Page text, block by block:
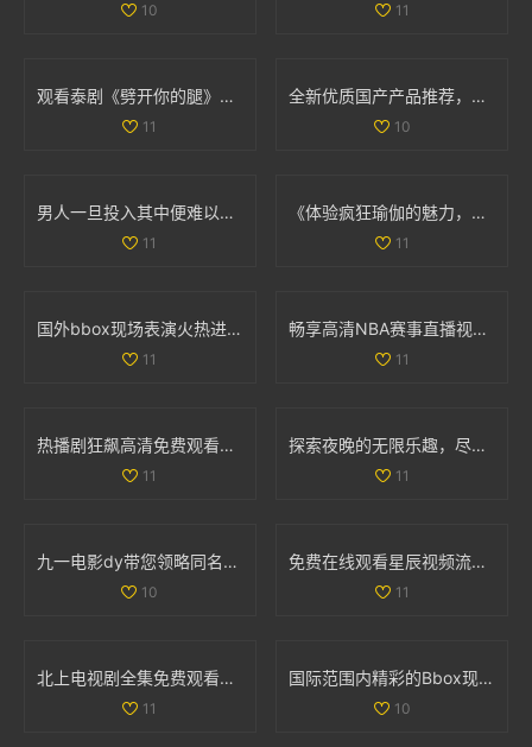
10 11
观看泰剧《劈开你的腿》全剧免费观看的新途径分享与推荐
11
全新优质国产产品推荐，尽享品质与性价比之选
10
男人一旦投入其中便难以自控的心理与情感探讨
11
《体验疯狂瑜伽的魅力，感受身心灵的极致放松与平衡》
11
国外bbox现场表演火热进行中 引领音乐潮流新风尚
11
畅享高清NBA赛事直播视频资源随时免费观看的全方位指南
11
热播剧狂飙高清免费观看，尽享剧情与画面双重盛宴
11
探索夜晚的无限乐趣，尽享深夜狂欢的激情与快乐
11
九一电影dy带您领略同名作品的全新视角与精彩故事
10
免费在线观看星辰视频流媒体平台的精彩内容与影视作品
11
北上电视剧全集免费观看，尽享1到40集精彩剧情与角色魅力
11
国际范围内精彩的Bbox现场音乐表演大揭秘，感受独特魅力
10